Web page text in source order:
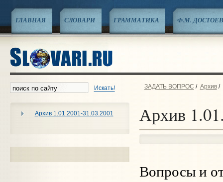
ГЛАВНАЯ СЛОВАРИ ГРАММАТИКА Ф.М.
Искать!
Архив 1.01.2001-31.03.2001
ЗАДАТЬ ВОПРОС / Архив/
Архив
Вопросы и